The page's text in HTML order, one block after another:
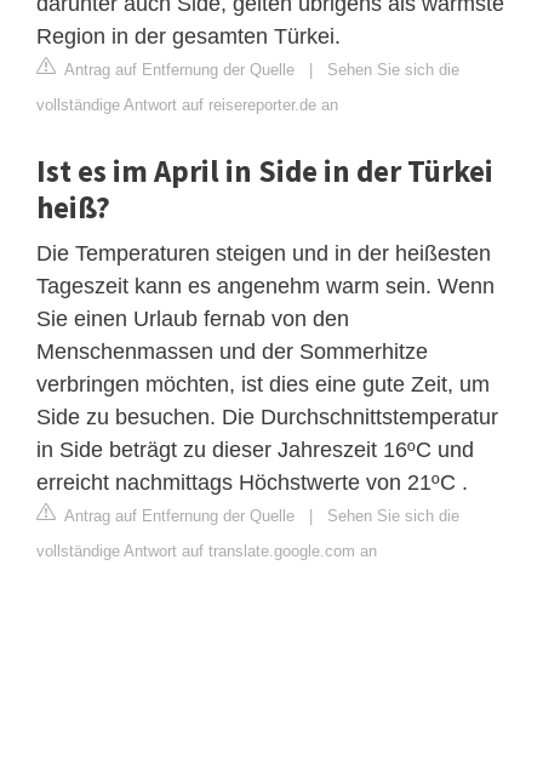
Region in der gesamten Türkei.
Antrag auf Entfernung der Quelle | Sehen Sie sich die
vollständige Antwort auf reisereporter.de an
Ist es im April in Side in der Türkei
heiß?
Die Temperaturen steigen und in der heißesten
Tageszeit kann es angenehm warm sein. Wenn
Sie einen Urlaub fernab von den
Menschenmassen und der Sommerhitze
verbringen möchten, ist dies eine gute Zeit, um
Side zu besuchen. Die Durchschnittstemperatur
in Side beträgt zu dieser Jahreszeit 16ºC und
erreicht nachmittags Höchstwerte von 21ºC .
Antrag auf Entfernung der Quelle | Sehen Sie sich die
vollständige Antwort auf translate.google.com an